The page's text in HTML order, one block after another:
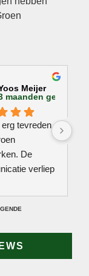
Meijer
maanden geleden
tevreden
De
verliep
veel kennis
en werkt
aanrader!